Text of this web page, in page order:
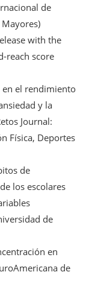
de
with the
reach score
en el rendimiento
y la
Journal:
Física, Deportes
de
los escolares
de
en
de